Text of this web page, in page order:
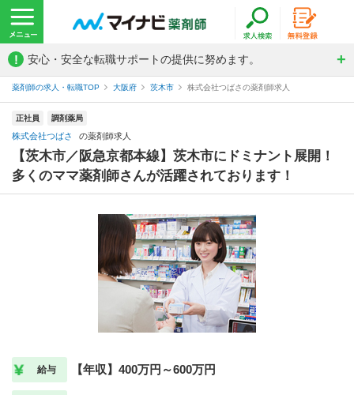
! 安心・安全な転職サポートの提供に努めます。
薬剤師の求人・転職TOP 大阪府 茨木市 株式会社つばさの薬剤師求人
正社員 調剤薬局
株式会社つばさ の薬剤師求人
【茨木市／阪急京都本線】茨木市にドミナント展開！
多くのママ薬剤師さんが活躍されております！
給与 【年収】400万円～600万円